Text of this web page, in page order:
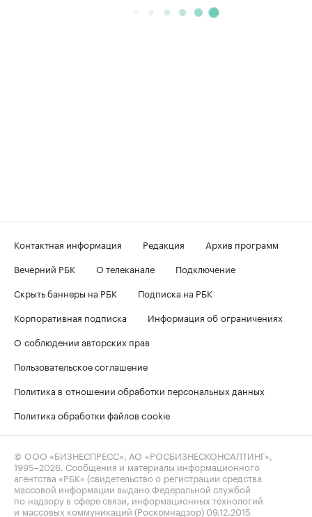
Контактная информация Редакция
Архив программ
Вечерний РБК
О телеканале
Подключение
Скрыть баннеры на РБК
Подписка на РБК
Корпоративная подписка
Информация об ограничениях
О соблюдении авторских прав
Пользовательское соглашение
Политика в отношении обработки персональных данных
Политика обработки файлов cookie
© ООО «БИЗНЕСПРЕСС», АО «РОСБИЗНЕСКОНСАЛТИНГ»,
1995–2026 . Сообщения и материалы информационного
агентства «РБК» (свидетельство о регистрации средства
массовой информации выдано Федеральной службой
по надзору в сфере связи, информационных технологий
и массовых коммуникаций (Роскомнадзор) 09.12.2015